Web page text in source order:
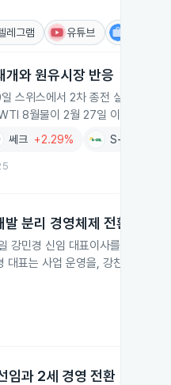
레그램 유튜브
개와 원유시장 반응
스위스에서 2차 종전 실무 협상
8월물이 2월 27일 이후 최저로
쎄크 +2.29% S-Oil
분리 경영체제 전환
강민경 신임 대표이사를 선임하고
대표는 사업 운영을, 강찬호 회장
임과 2세 경영 전환